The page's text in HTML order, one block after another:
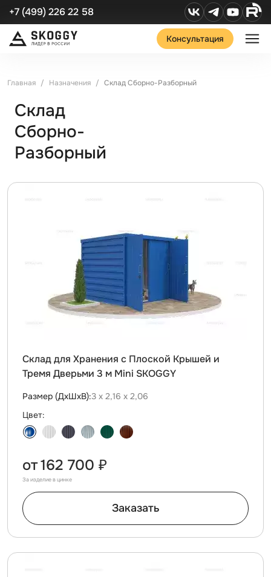
+7 (499) 226 22 58
Консультация
Главная Назначения Склад Сборно-Разборный
Склад
Сборно-
Разборный
Склад для Хранения с Плоской Крышей и
Тремя Дверьми 3 м Mini SKOGGY
Размер (ДxШxВ):3 х 2,16 х 2,06
Цвет:
от162 700 ₽
За изделие в цинке
Заказать